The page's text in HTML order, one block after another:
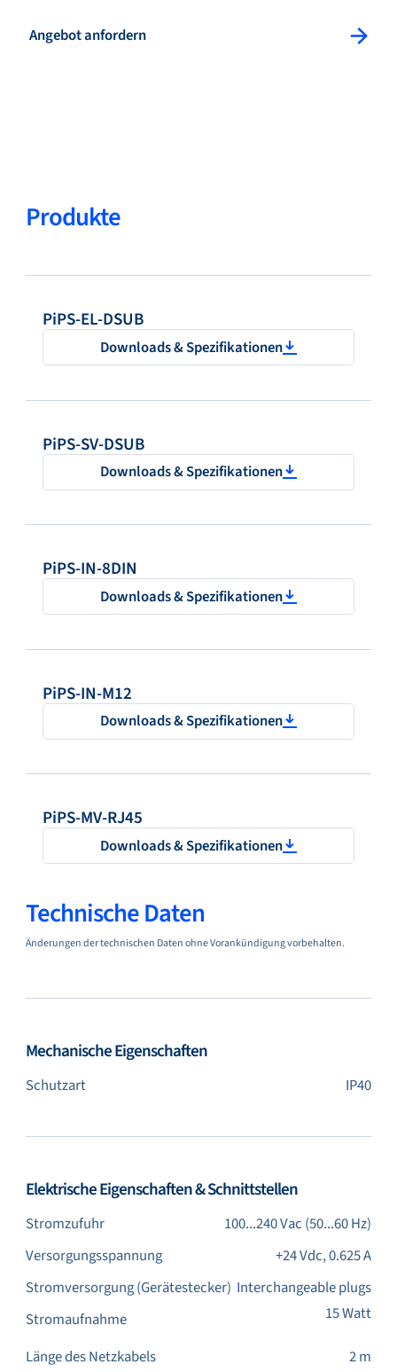
Angebot anfordern: Angebot anfordern
Produkte
PiPS-EL-DSUB
Downloads & Spezifikationen
PiPS-SV-DSUB
Downloads & Spezifikationen
PiPS-IN-8DIN
Downloads & Spezifikationen
PiPS-IN-M12
Downloads & Spezifikationen
PiPS-MV-RJ45
Downloads & Spezifikationen
Technische Daten
Änderungen der technischen Daten ohne Vorankündigung vorbehalten.
Mechanische Eigenschaften
Schutzart IP40
Elektrische Eigenschaften & Schnittstellen
Stromzufuhr
100...240 Vac (50...60 Hz)
Versorgungsspannung
+24 Vdc, 0.625 A
Stromversorgung (Gerätestecker) Interchangeable plugs
Stromaufnahme
15 Watt
Länge des Netzkabels 2 m